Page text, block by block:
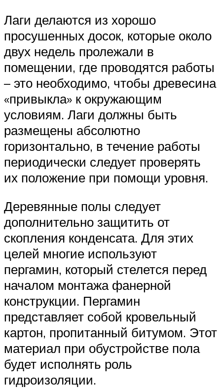
Лаги делаются из хорошо
просушенных досок, которые около
двух недель пролежали в
помещении, где проводятся работы
– это необходимо, чтобы древесина
«привыкла» к окружающим
условиям. Лаги должны быть
размещены абсолютно
горизонтально, в течение работы
периодически следует проверять
их положение при помощи уровня.
Деревянные полы следует
дополнительно защитить от
скопления конденсата. Для этих
целей многие используют
пергамин, который стелется перед
началом монтажа фанерной
конструкции. Пергамин
представляет собой кровельный
картон, пропитанный битумом. Этот
материал при обустройстве пола
будет исполнять роль
гидроизоляции.